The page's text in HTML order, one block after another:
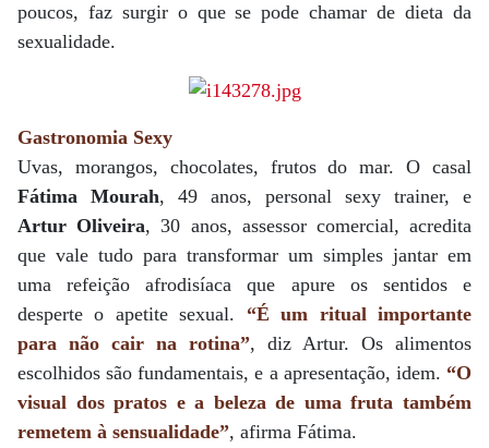
poucos, faz surgir o que se pode chamar de dieta da
sexualidade.
Gastronomia Sexy
Uvas, morangos, chocolates, frutos do mar. O casal
Fátima Mourah, 49 anos, personal sexy trainer, e
Artur Oliveira, 30 anos, assessor comercial, acredita
que vale tudo para transformar um simples jantar em
uma refeição afrodisíaca que apure os sentidos e
desperte o apetite sexual. “É um ritual importante
para não cair na rotina”, diz Artur. Os alimentos
escolhidos são fundamentais, e a apresentação, idem. “O
visual dos pratos e a beleza de uma fruta também
remetem à sensualidade”, afirma Fátima.